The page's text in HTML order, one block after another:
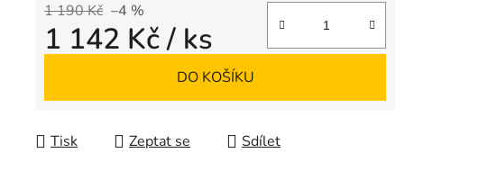
1 190 Kč –4 %
1 142 Kč/ ks
DO KOŠÍKU
Tisk Zeptat se Sdílet